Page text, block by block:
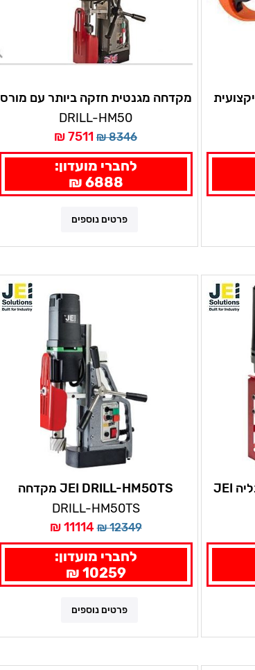
מקדחה מגנטית חזקה ביותר עם מורס
מהירויות
DRILL-HM50
8346 ₪
7511 ₪
לחברי מועדון:
6888 ₪
פרטים נוספים
מקדחה מגנטית תוצרת אנגליה JEI
JEI DRILL-HM50TS מקדחה
מגנטית עם מברז + בסיס מסתובב
DRILL-HM50TS
12349 ₪
11114 ₪
לחברי מועדון:
10259 ₪
פרטים נוספים